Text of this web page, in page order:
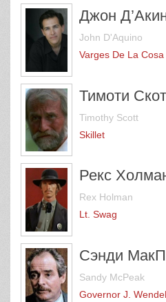
Джон
John D'Aquino
Varges De La Cosa
Тимоти
Timothy Scott
Skillet
Рекс
Rex Holman
Lt. Swag
Сэнди
Sandy McPeak
Governor J.